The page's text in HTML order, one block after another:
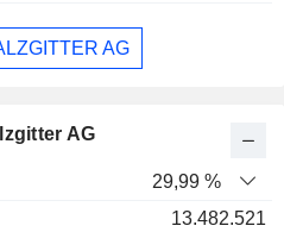
AG
AG
29,99 %
13.482.521